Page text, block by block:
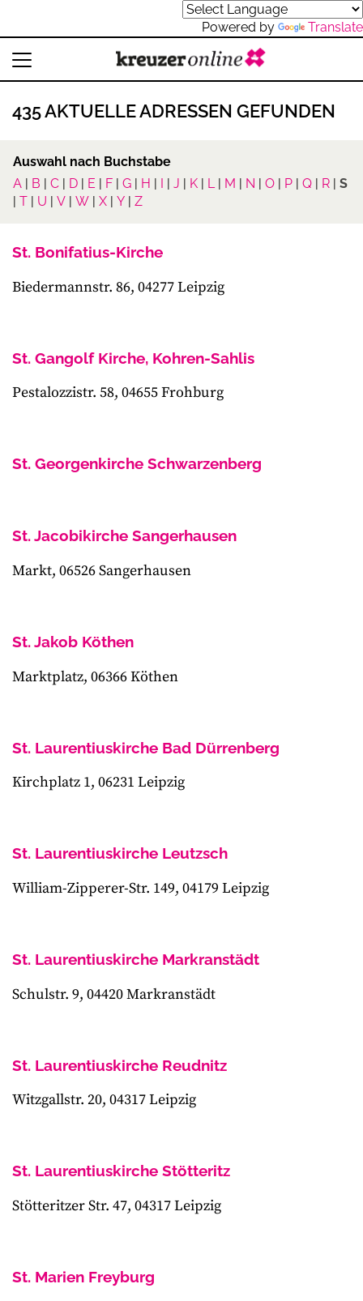
Powered by Translate
435 AKTUELLE ADRESSEN GEFUNDEN
Auswahl nach Buchstabe
A | B | C | D | E | F | G | H | I | J | K | L| M | N | O | P | Q | R | S
| T | U | V | W | X | Y | Z
St. Bonifatius-Kirche
Biedermannstr. 86, 04277 Leipzig
St. Gangolf Kirche, Kohren-Sahlis
Pestalozzistr. 58, 04655 Frohburg
St. Georgenkirche Schwarzenberg
St. Jacobikirche Sangerhausen
Markt, 06526 Sangerhausen
St. Jakob Köthen
Marktplatz, 06366 Köthen
St. Laurentiuskirche Bad Dürrenberg
Kirchplatz 1, 06231 Leipzig
St. Laurentiuskirche Leutzsch
William-Zipperer-Str. 149, 04179 Leipzig
St. Laurentiuskirche Markranstädt
Schulstr. 9, 04420 Markranstädt
St. Laurentiuskirche Reudnitz
Witzgallstr. 20, 04317 Leipzig
St. Laurentiuskirche Stötteritz
Stötteritzer Str. 47, 04317 Leipzig
St. Marien Freyburg